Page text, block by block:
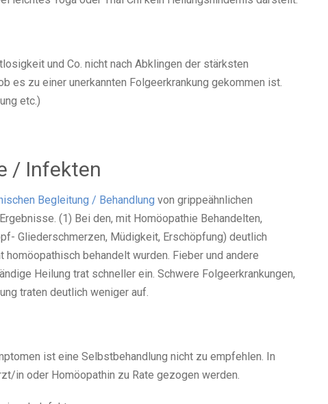
und Co. nicht nach Abklingen der stärksten
es zu einer unerkannten Folgeerkrankung gekommen ist.
etc.)
/ Infekten
Begleitung / Behandlung von grippeähnlichen
(1) Bei den, mit Homöopathie Behandelten,
Gliederschmerzen, Müdigkeit, Erschöpfung) deutlich
homöopathisch behandelt wurden. Fieber und andere
Heilung trat schneller ein. Schwere Folgeerkrankungen,
traten deutlich weniger auf.
ist eine Selbstbehandlung nicht zu empfehlen. In
in oder Homöopathin zu Rate gezogen werden.